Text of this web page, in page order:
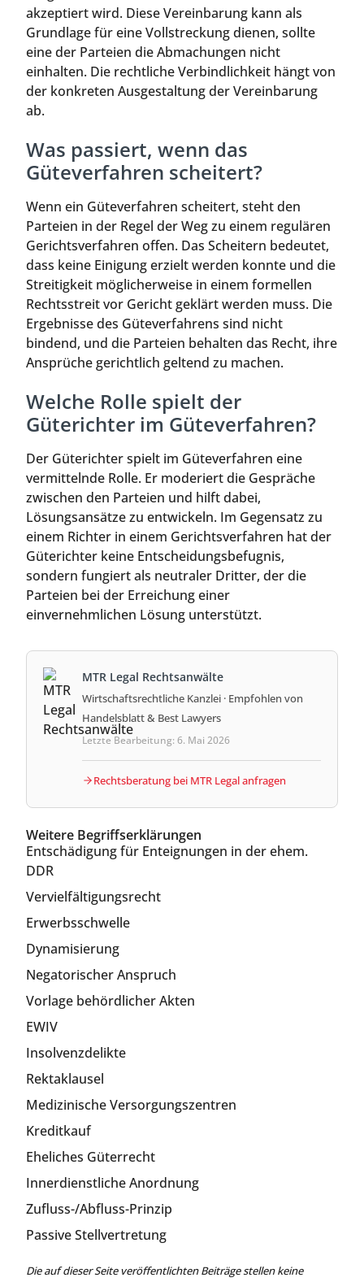
akzeptiert wird. Diese Vereinbarung kann als
Grundlage für eine Vollstreckung dienen, sollte
eine der Parteien die Abmachungen nicht
einhalten. Die rechtliche Verbindlichkeit hängt von
der konkreten Ausgestaltung der Vereinbarung
ab.
Was passiert, wenn das
Güteverfahren scheitert?
Wenn ein Güteverfahren scheitert, steht den
Parteien in der Regel der Weg zu einem regulären
Gerichtsverfahren offen. Das Scheitern bedeutet,
dass keine Einigung erzielt werden konnte und die
Streitigkeit möglicherweise in einem formellen
Rechtsstreit vor Gericht geklärt werden muss. Die
Ergebnisse des Güteverfahrens sind nicht
bindend, und die Parteien behalten das Recht, ihre
Ansprüche gerichtlich geltend zu machen.
Welche Rolle spielt der
Güterichter im Güteverfahren?
Der Güterichter spielt im Güteverfahren eine
vermittelnde Rolle. Er moderiert die Gespräche
zwischen den Parteien und hilft dabei,
Lösungsansätze zu entwickeln. Im Gegensatz zu
einem Richter in einem Gerichtsverfahren hat der
Güterichter keine Entscheidungsbefugnis,
sondern fungiert als neutraler Dritter, der die
Parteien bei der Erreichung einer
einvernehmlichen Lösung unterstützt.
MTR Legal Rechtsanwälte
Wirtschaftsrechtliche Kanzlei · Empfohlen von
Handelsblatt & Best Lawyers
Letzte Bearbeitung: 6. Mai 2026
Rechtsberatung bei MTR Legal anfragen
Weitere Begriffserklärungen
Entschädigung für Enteignungen in der ehem.
DDR
Vervielfältigungsrecht
Erwerbsschwelle
Dynamisierung
Negatorischer Anspruch
Vorlage behördlicher Akten
EWIV
Insolvenzdelikte
Rektaklausel
Medizinische Versorgungszentren
Kreditkauf
Eheliches Güterrecht
Innerdienstliche Anordnung
Zufluss-/Abfluss-Prinzip
Passive Stellvertretung
Die auf dieser Seite veröffentlichten Beiträge stellen keine